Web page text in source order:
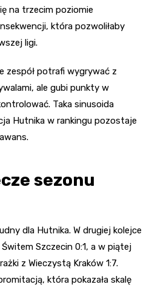
na trzecim poziomie
która pozwoliłaby
ligi.
zespół potrafi wygrywać z
ale gubi punkty w
Taka sinusoida
Hutnika w rankingu pozostaje
sezonu
dla Hutnika. W drugiej kolejce
Świtem Szczecin 0:1, a w piątej
z Wieczystą Kraków 1:7.
która pokazała skalę